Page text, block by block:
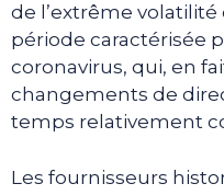
de l’extrême
période caractérisée
coronavirus, qui, en
changements de
temps relativement
Les fournisseurs